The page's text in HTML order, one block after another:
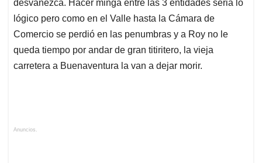
desvanezca. Hacer minga entre las 3 entidades seria lo
lógico pero como en el Valle hasta la Cámara de
Comercio se perdió en las penumbras y a Roy no le
queda tiempo por andar de gran titiritero, la vieja
carretera a Buenaventura la van a dejar morir.
Anuncios.